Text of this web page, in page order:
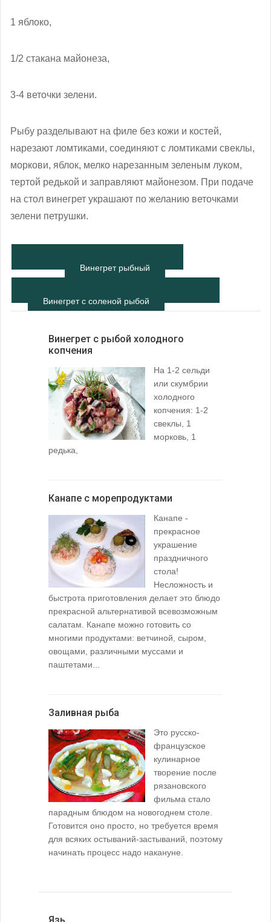
1 яблоко,
1/2 стакана майонеза,
3-4 веточки зелени.
Рыбу разделывают на филе без кожи и костей,
нарезают ломтиками, соединяют с ломтиками свеклы,
моркови, яблок, мелко нарезанным зеленым луком,
тертой редькой и заправляют майонезом. При подаче
на стол винегрет украшают по желанию веточками
зелени петрушки.
Винегрет рыбный
Винегрет с соленой рыбой
Винегрет с рыбой холодного
копчения
На 1-2 сельди
или скумбрии
холодного
копчения: 1-2
свеклы, 1
морковь, 1
редька,
Канапе с морепродуктами
Канапе -
прекрасное
украшение
праздничного
стола!
Несложность и
быстрота приготовления делает это блюдо
прекрасной альтернативой всевозможным
салатам. Канапе можно готовить со
многими продуктами: ветчиной, сыром,
овощами, различными муссами и
паштетами...
Заливная рыба
Это русско-
французское
кулинарное
творение после
рязановского
фильма стало
парадным блюдом на новогоднем столе.
Готовится оно просто, но требуется время
для всяких остываний-застываний, поэтому
начинать процесс надо накануне.